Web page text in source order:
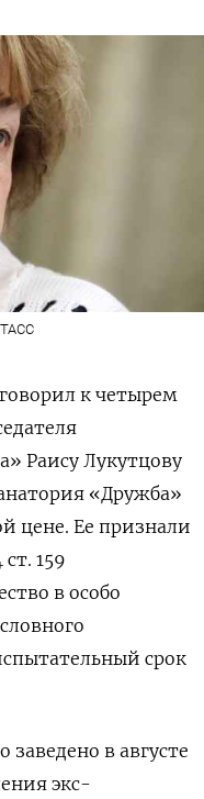
к четырем
Раису Лукутцову
«Дружба»
цене. Ее признали
159
в особо
срок
в августе
экс-